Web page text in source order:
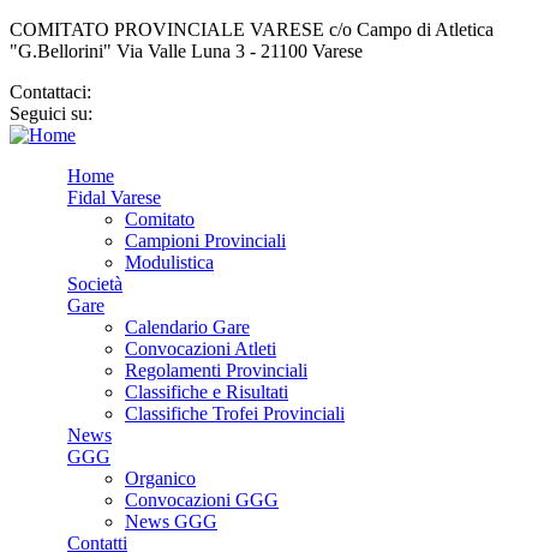
COMITATO PROVINCIALE VARESE c/o Campo di Atletica
"G.Bellorini" Via Valle Luna 3 - 21100 Varese
Contattaci:
Seguici su:
Home
Fidal Varese
Comitato
Campioni Provinciali
Modulistica
Società
Gare
Calendario Gare
Convocazioni Atleti
Regolamenti Provinciali
Classifiche e Risultati
Classifiche Trofei Provinciali
News
GGG
Organico
Convocazioni GGG
News GGG
Contatti